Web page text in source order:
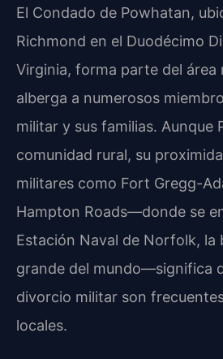
El Condado de Powhatan,
Richmond en el Duodécimo
Virginia, forma parte del
alberga a numerosos
militar y sus familias. Aunque
comunidad rural, su
militares como Fort Gregg-
Hampton Roads—donde se
Estación Naval de Norfolk, la
grande del mundo—significa
divorcio militar son
locales.